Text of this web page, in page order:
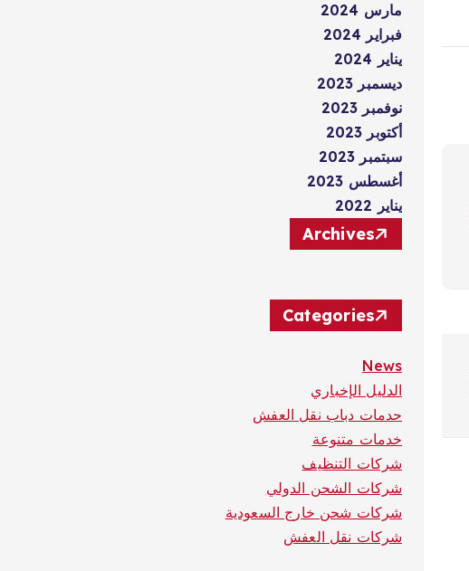
مارس 2024
فبراير 2024
يناير 2024
ديسمبر 2023
نوفمبر 2023
أكتوبر 2023
سبتمبر 2023
أغسطس 2023
يناير 2022
Archives
Categories
News
الدليل الإخباري
حدمات دباب نقل العفش
خدمات متنوعة
شركات التنظيف
شركات الشحن الدولي
شركات شحن خارج السعودية
شركات نقل العفش